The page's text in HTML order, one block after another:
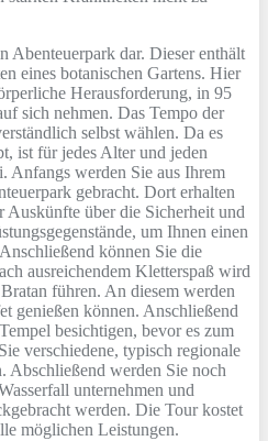
dar. Dieser enthält
eines botanischen Gartens. Hier
Herausforderung, in 95
sich nehmen. Das Tempo der
selbst wählen. Da es
ist für jedes Alter und jeden
Anfangs werden Sie aus Ihrem
gebracht. Dort erhalten
Auskünfte über die Sicherheit und
um Ihnen einen
können Sie die
ausreichendem Kletterspaß wird
führen. An diesem werden
genießen können. Anschließend
besichtigen, bevor es zum
verschiedene, typisch regionale
Abschließend werden Sie noch
unternehmen und
werden. Die Tour kostet
möglichen Leistungen.